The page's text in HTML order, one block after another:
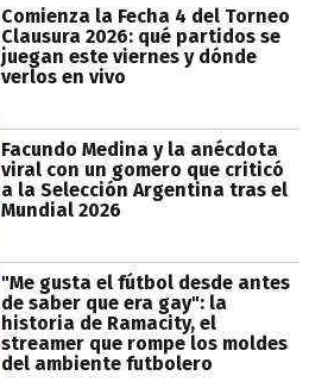
Comienza la Fecha 4 del Torneo
Clausura 2026: qué partidos se
juegan este viernes y dónde
verlos en vivo
Facundo Medina y la anécdota
viral con un gomero que criticó
a la Selección Argentina tras el
Mundial 2026
"Me gusta el fútbol desde antes
de saber que era gay": la
historia de Ramacity, el
streamer que rompe los moldes
del ambiente futbolero